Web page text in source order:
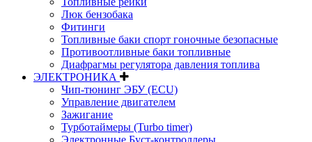
Люк бензобака
Фитинги
Топливные баки спорт гоночные безопасные
Противоотливные баки топливные
Диафрагмы регулятора давления топлива
ЭЛЕКТРОНИКА
Чип-тюнинг ЭБУ (ECU)
Управление двигателем
Зажигание
Турботаймеры (Turbo timer)
Электронные Буст-контроллеры